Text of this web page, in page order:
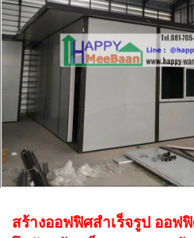
สร้างออฟฟิศสำเร็จรูป ออฟ